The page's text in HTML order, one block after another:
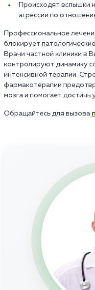
Происходят вспышки
агрессии по
Профессиональное
блокирует
Врачи частной клиники в
контролируют динамику
интенсивной терапии.
фармакотерапии
мозга и помогает достичь
Обращайтесь для вызова